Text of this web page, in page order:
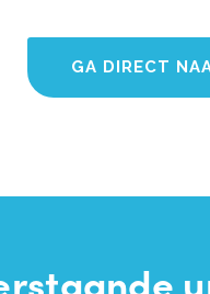
GA DIRECT